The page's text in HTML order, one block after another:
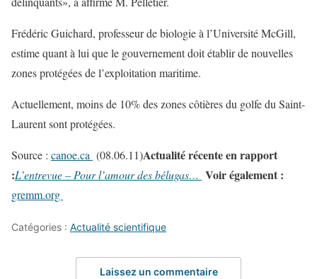
Frédéric Guichard, professeur de biologie à l’Université McGill,
estime quant à lui que le gouvernement doit établir de nouvelles
zones protégées de l’exploitation maritime.
Actuellement, moins de 10% des zones côtières du golfe du Saint-
Laurent sont protégées.
Source : canoe.ca (08.06.11)Actualité récente en rapport
:L’entrevue – Pour l’amour des bélugas… Voir également :
gremm.org
Catégories : Actualité scientifique
Laissez un commentaire